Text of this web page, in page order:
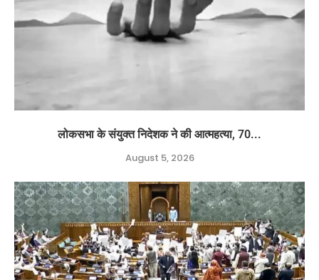
लोकसभा के संयुक्त निदेशक ने की आत्महत्या, 70...
August 5, 2026